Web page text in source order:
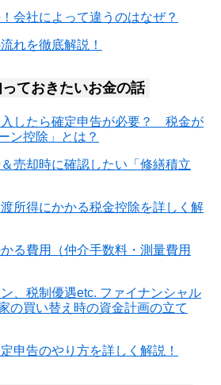
会社によって違うのはなぜ？
れを徹底解説！
ておきたいお金の話
したら確定申告が必要？ 税金が
ン控除」とは？
売却時に確認したい「修繕積立
所得にかかる税金控除を詳しく解
る費用（仲介手数料・測量費用
、税制優遇etc. ファイナンシャル
の買い替え時の資金計画の立て
申告のやり方を詳しく解説！